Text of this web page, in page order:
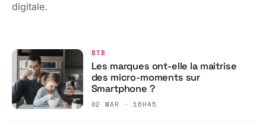
digitale.
BTB
Les marques ont-elle la maitrise
des micro-moments sur
Smartphone ?
02 MAR · 16H45